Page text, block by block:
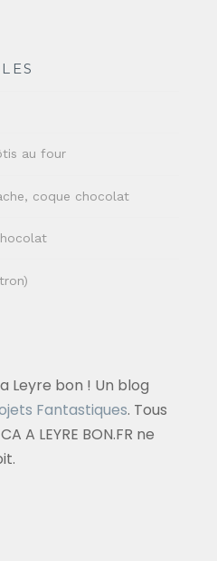
au four
coque chocolat
Leyre bon ! Un blog
Fantastiques. Tous
A LEYRE BON.FR ne